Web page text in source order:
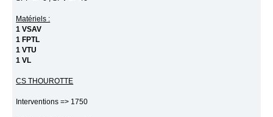
Matériels :
1 VSAV
1 FPTL
1 VTU
1 VL
CS THOUROTTE
Interventions => 1750